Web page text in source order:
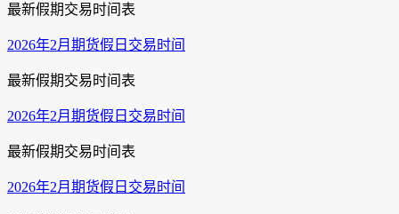
最新假期交易时间表
2026年2月期货假日交易时间
最新假期交易时间表
2026年2月期货假日交易时间
最新假期交易时间表
2026年2月期货假日交易时间